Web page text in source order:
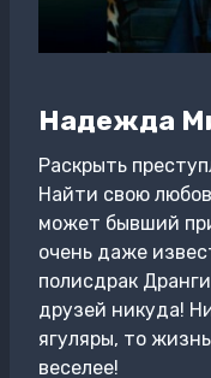
Надежда
Раскрыть
Найти свою
может бывший
очень даже
полисдрак
друзей никуда!
ягуляры, то
веселее!